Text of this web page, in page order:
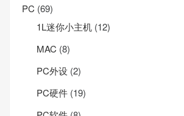
PC (69)
1L迷你小主机 (12)
MAC (8)
PC外设 (2)
PC硬件 (19)